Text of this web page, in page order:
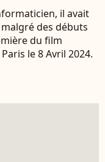
il avait
des débuts
du film
le 8 Avril 2024.